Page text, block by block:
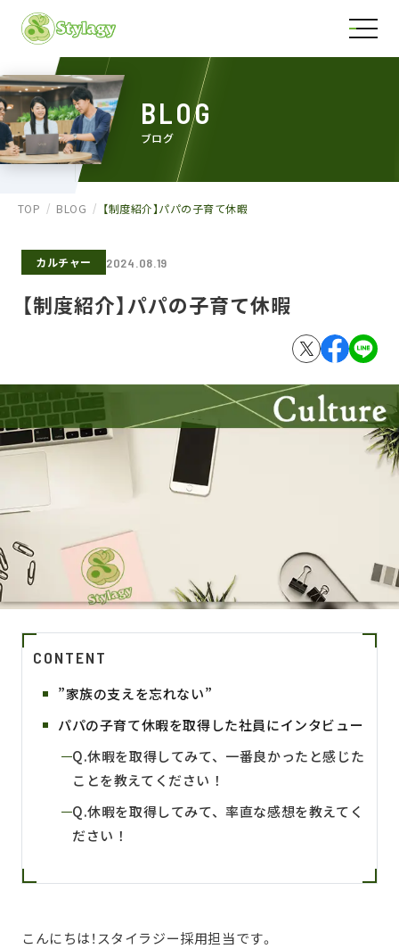
BLOG
ブログ
TOP BLOG 【制度紹介】パパの子育て休暇
カルチャー 2024.08.19
【制度紹介】パパの子育て休暇
CONTENT
”家族の支えを忘れない”
パパの子育て休暇を取得した社員にインタビュー
Q.休暇を取得してみて、一番良かったと感じた
ことを教えてください！
Q.休暇を取得してみて、率直な感想を教えてく
ださい！
こんにちは！スタイラジー採用担当です。